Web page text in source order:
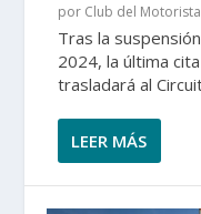
por Club del Motorista
Tras la
2024, la última
trasladará al
LEER MÁS